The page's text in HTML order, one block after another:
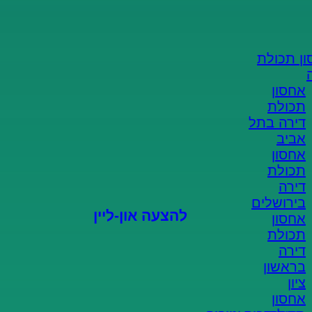
תכולת
אחסון
תכולת
דירה בתל
אביב
אחסון
תכולת
דירה
בירושלים
אחסון
תכולת
דירה
בראשון
ציון
אחסון
להצעה און-ליין